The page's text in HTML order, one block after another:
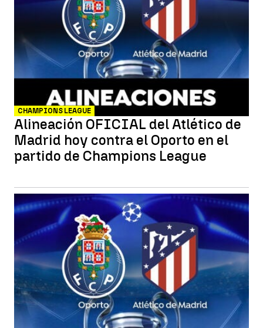
CHAMPIONS LEAGUE
Alineación OFICIAL del Atlético de
Madrid hoy contra el Oporto en el
partido de Champions League